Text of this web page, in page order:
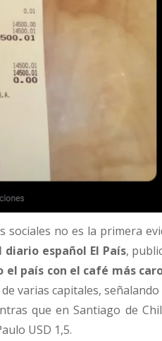
sociales no es la primera
español El País,
el país con el café más
varias capitales, señalando
que en Santiago de
USD 1,5.